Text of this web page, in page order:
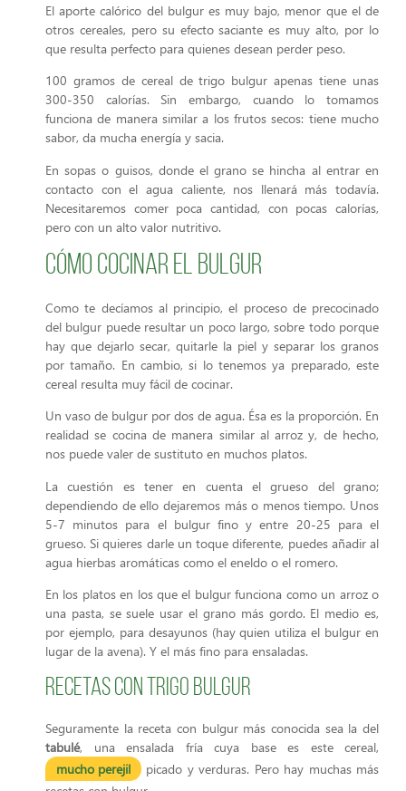
El aporte calórico del bulgur es muy bajo, menor que el de
otros cereales, pero su efecto saciante es muy alto, por lo
que resulta perfecto para quienes desean perder peso.
100 gramos de cereal de trigo bulgur apenas tiene unas
300-350 calorías. Sin embargo, cuando lo tomamos
funciona de manera similar a los frutos secos: tiene mucho
sabor, da mucha energía y sacia.
En sopas o guisos, donde el grano se hincha al entrar en
contacto con el agua caliente, nos llenará más todavía.
Necesitaremos comer poca cantidad, con pocas calorías,
pero con un alto valor nutritivo.
Cómo cocinar el bulgur
Como te decíamos al principio, el proceso de precocinado
del bulgur puede resultar un poco largo, sobre todo porque
hay que dejarlo secar, quitarle la piel y separar los granos
por tamaño. En cambio, si lo tenemos ya preparado, este
cereal resulta muy fácil de cocinar.
Un vaso de bulgur por dos de agua. Ésa es la proporción. En
realidad se cocina de manera similar al arroz y, de hecho,
nos puede valer de sustituto en muchos platos.
La cuestión es tener en cuenta el grueso del grano;
dependiendo de ello dejaremos más o menos tiempo. Unos
5-7 minutos para el bulgur fino y entre 20-25 para el
grueso. Si quieres darle un toque diferente, puedes añadir al
agua hierbas aromáticas como el eneldo o el romero.
En los platos en los que el bulgur funciona como un arroz o
una pasta, se suele usar el grano más gordo. El medio es,
por ejemplo, para desayunos (hay quien utiliza el bulgur en
lugar de la avena). Y el más fino para ensaladas.
Recetas con trigo bulgur
Seguramente la receta con bulgur más conocida sea la del
tabulé, una ensalada fría cuya base es este cereal,
mucho perejil
picado y verduras. Pero hay muchas más